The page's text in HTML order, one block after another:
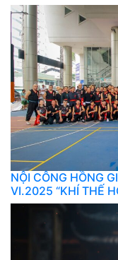
NỘI CÔNG HỒNG
VI.2025 “KHÍ THẾ